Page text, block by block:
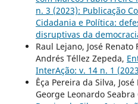
n. 3 (2023): Publicação
Cidadania e Política:
disruptivas da
Raul Lejano, José
Andrés Téllez Zepeda,
InterAção: v. 14 n. 1
Êça Pereira da Silva,
George Leonardo Seabra